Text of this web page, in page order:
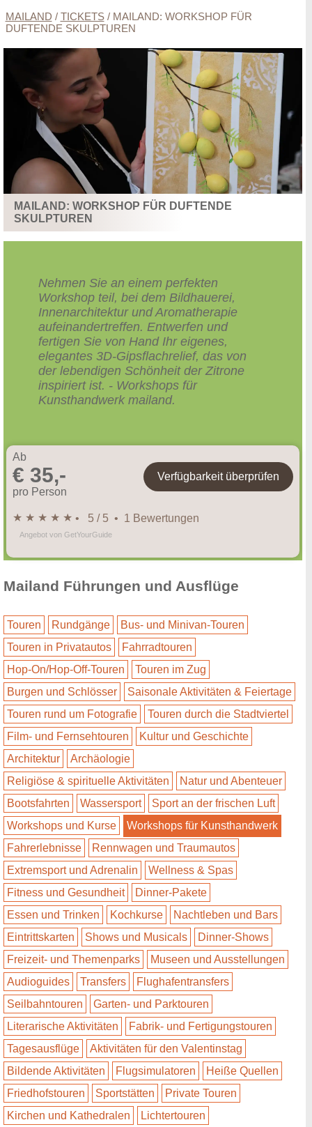
MAILAND / TICKETS/ MAILAND: WORKSHOP FÜR
DUFTENDE SKULPTUREN
MAILAND: WORKSHOP FÜR DUFTENDE
SKULPTUREN
Nehmen Sie an einem perfekten
Workshop teil, bei dem Bildhauerei,
Innenarchitektur und Aromatherapie
aufeinandertreffen. Entwerfen und
fertigen Sie von Hand Ihr eigenes,
elegantes 3D-Gipsflachrelief, das von
der lebendigen Schönheit der Zitrone
inspiriert ist. - Workshops für
Kunsthandwerk mailand.
Ab
€ 35,-
pro Person
Verfügbarkeit überprüfen
★ ★ ★ ★ ★ • 5 / 5 • 1 Bewertungen
Angebot von GetYourGuide
Mailand Führungen und Ausflüge
Touren Rundgänge
Bus- und Minivan-Touren
Touren in Privatautos
Fahrradtouren
Hop-On/Hop-Off-Touren
Touren im Zug
Burgen und Schlösser
Saisonale Aktivitäten & Feiertage
Touren rund um Fotografie
Touren durch die Stadtviertel
Film- und Fernsehtouren
Kultur und Geschichte
Architektur
Archäologie
Religiöse & spirituelle Aktivitäten
Natur und Abenteuer
Bootsfahrten
Wassersport
Sport an der frischen Luft
Workshops und Kurse
Workshops für Kunsthandwerk
Fahrerlebnisse
Rennwagen und Traumautos
Extremsport und Adrenalin
Wellness & Spas
Fitness und Gesundheit
Dinner-Pakete
Essen und Trinken
Kochkurse
Nachtleben und Bars
Eintrittskarten
Shows und Musicals
Dinner-Shows
Freizeit- und Themenparks
Museen und Ausstellungen
Audioguides
Transfers
Flughafentransfers
Seilbahntouren
Garten- und Parktouren
Literarische Aktivitäten
Fabrik- und Fertigungstouren
Tagesausflüge
Aktivitäten für den Valentinstag
Bildende Aktivitäten
Flugsimulatoren
Heiße Quellen
Friedhofstouren
Sportstätten
Private Touren
Kirchen und Kathedralen
Lichtertouren